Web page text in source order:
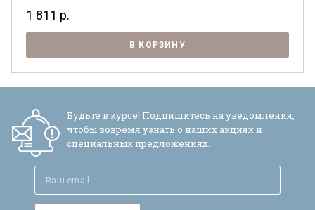
1 811 р.
В КОРЗИНУ
Будьте в курсе! Подпишитесь на уведомления,
чтобы вовремя узнать о наших акциях и
специальных предложениях.